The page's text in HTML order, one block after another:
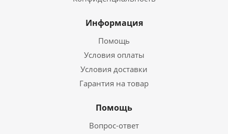
Информация
Помощь
Условия оплаты
Условия доставки
Гарантия на товар
Помощь
Вопрос-ответ